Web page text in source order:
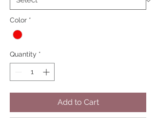
Color *
Quantity *
Add to Cart